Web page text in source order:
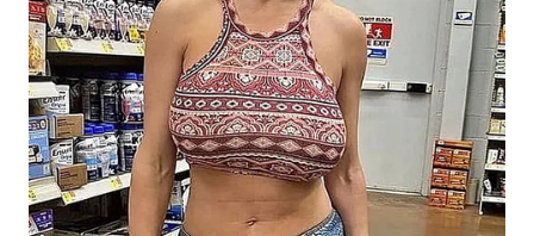
WN
PADANG
LAWAS
WN
SUMEDANG